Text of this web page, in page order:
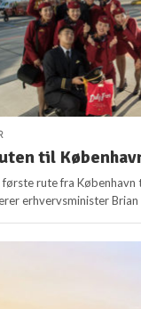
til
første rute fra
erhvervsminister Brian